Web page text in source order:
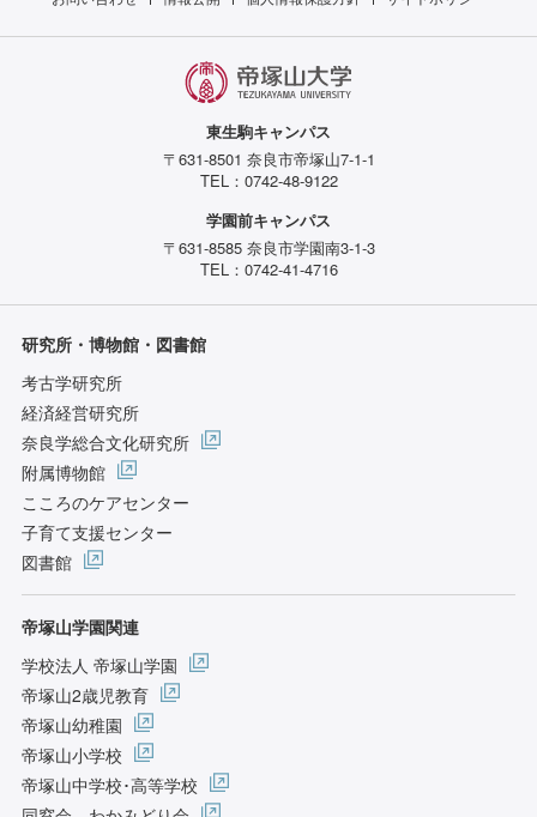
東生駒キャンパス
〒631-8501 奈良市帝塚山7-1-1
TEL：0742-48-9122
学園前キャンパス
〒631-8585 奈良市学園南3-1-3
TEL：0742-41-4716
研究所・博物館・図書館
考古学研究所
経済経営研究所
奈良学総合文化研究所
附属博物館
こころのケアセンター
子育て支援センター
図書館
帝塚山学園関連
学校法人 帝塚山学園
帝塚山2歳児教育
帝塚山幼稚園
帝塚山小学校
帝塚山中学校･高等学校